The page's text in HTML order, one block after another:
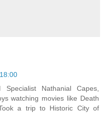
Specialist Nathanial Capes,
watching movies like Death
a trip to Historic City of